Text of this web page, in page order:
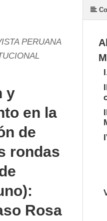
PERUANA
y
en la
de
rondas
Rosa